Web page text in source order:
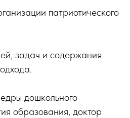
патриотического
задач и содержания
дошкольного
образования, доктор